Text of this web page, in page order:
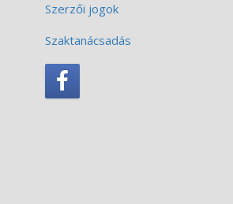
Szerzői jogok
Szaktanácsadás